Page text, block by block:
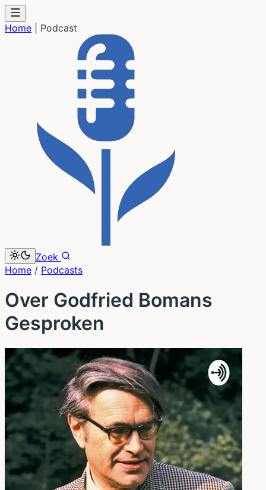
Home Podcast
Zoek
Home / Podcasts
Over Godfried Bomans
Gesproken